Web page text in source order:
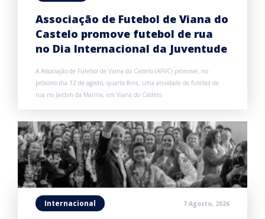
Associação de Futebol de Viana do
Castelo promove futebol de rua
no Dia Internacional da Juventude
A Associação de Futebol de Viana do Castelo (AFVC) promove, no
próximo dia 12 de agosto, quarta-feira, uma atividade de futebol de
rua no Jardim da Marina, em Viana do Castelo.
Internacional 7 Agosto, 2026